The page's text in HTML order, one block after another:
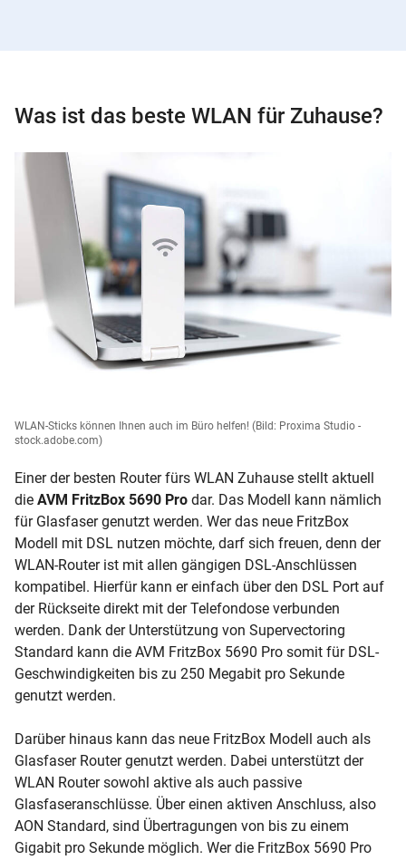
Was ist das beste WLAN für Zuhause?
WLAN-Sticks können Ihnen auch im Büro helfen! (Bild: Proxima Studio -
stock.adobe.com)
Einer der besten Router fürs WLAN Zuhause stellt aktuell
die AVM FritzBox 5690 Pro dar. Das Modell kann nämlich
für Glasfaser genutzt werden. Wer das neue FritzBox
Modell mit DSL nutzen möchte, darf sich freuen, denn der
WLAN-Router ist mit allen gängigen DSL-Anschlüssen
kompatibel. Hierfür kann er einfach über den DSL Port auf
der Rückseite direkt mit der Telefondose verbunden
werden. Dank der Unterstützung von Supervectoring
Standard kann die AVM FritzBox 5690 Pro somit für DSL-
Geschwindigkeiten bis zu 250 Megabit pro Sekunde
genutzt werden.
Darüber hinaus kann das neue FritzBox Modell auch als
Glasfaser Router genutzt werden. Dabei unterstützt der
WLAN Router sowohl aktive als auch passive
Glasfaseranschlüsse. Über einen aktiven Anschluss, also
AON Standard, sind Übertragungen von bis zu einem
Gigabit pro Sekunde möglich. Wer die FritzBox 5690 Pro